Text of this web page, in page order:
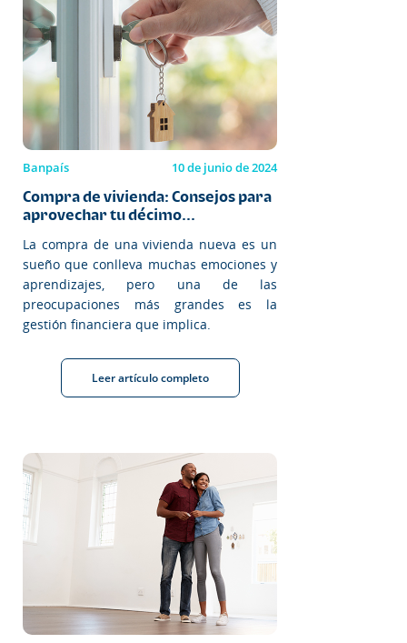
Banpaís 10 de junio de 2024
Compra de vivienda: Consejos para
aprovechar tu décimo...
La compra de una vivienda nueva es un
sueño que conlleva muchas emociones y
aprendizajes, pero una de las
preocupaciones más grandes es la
gestión financiera que implica.
Leer artículo completo